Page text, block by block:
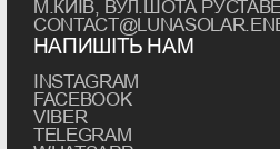
синхронно з нею,
енергії в зовнішню
втратах.
Сонячні мережеві
М.КИЇВ, ВУЛ.ШОТА
НАПИШІТЬ НАМ
INSTAGRAM
FACEBOOK
VIBER
TELEGRAM